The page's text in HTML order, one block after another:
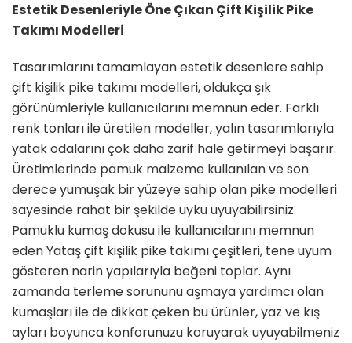
Estetik Desenleriyle Öne Çıkan Çift Kişilik Pike
Takımı Modelleri
Tasarımlarını tamamlayan estetik desenlere sahip
çift kişilik pike takımı modelleri, oldukça şık
görünümleriyle kullanıcılarını memnun eder. Farklı
renk tonları ile üretilen modeller, yalın tasarımlarıyla
yatak odalarını çok daha zarif hale getirmeyi başarır.
Üretimlerinde pamuk malzeme kullanılan ve son
derece yumuşak bir yüzeye sahip olan pike modelleri
sayesinde rahat bir şekilde uyku uyuyabilirsiniz.
Pamuklu kumaş dokusu ile kullanıcılarını memnun
eden Yataş çift kişilik pike takımı çeşitleri, tene uyum
gösteren narin yapılarıyla beğeni toplar. Aynı
zamanda terleme sorununu aşmaya yardımcı olan
kumaşları ile de dikkat çeken bu ürünler, yaz ve kış
ayları boyunca konforunuzu koruyarak uyuyabilmeniz